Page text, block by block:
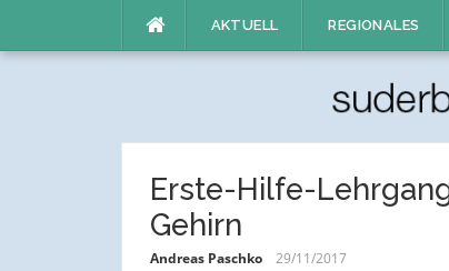
AKTUELL REGIONALES
Erste-Hilfe-
Gehirn
Andreas Paschko 29/11/2017